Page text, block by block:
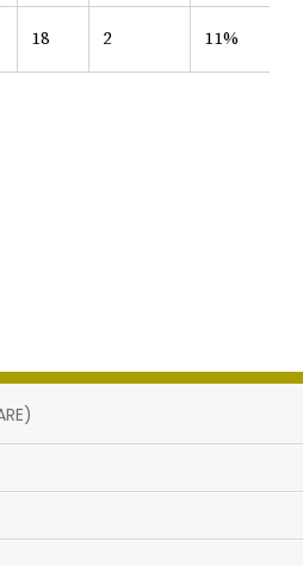
18 2 11%